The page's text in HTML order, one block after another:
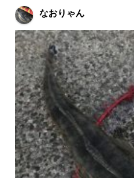
なおりゃん